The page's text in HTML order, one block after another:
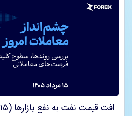
افت قیمت نفت به نفع بازارها (۱۴۰۵/۰۵/۱۵)